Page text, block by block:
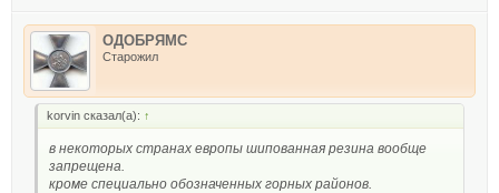
ОДОБРЯМС
Старожил
korvin сказал(а): ↑
в некоторых странах европы шипованная резина вообще
запрещена.
кроме специально обозначенных горных районов.